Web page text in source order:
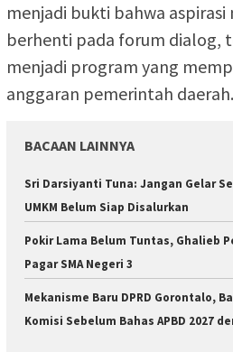
menjadi bukti bahwa
berhenti pada forum dialog,
menjadi program yang
anggaran pemerintah daerah.
BACAAN LAINNYA
Sri Darsiyanti Tuna: Jangan Gelar
UMKM Belum Siap Disalurkan
Pokir Lama Belum Tuntas, Ghalieb
Pagar SMA Negeri 3
Mekanisme Baru DPRD Gorontalo,
Komisi Sebelum Bahas APBD 2027